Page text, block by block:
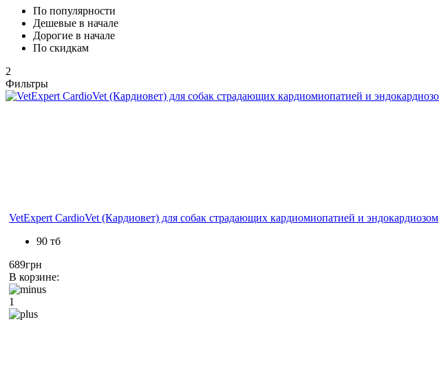
По популярности
Дешевые в начале
Дорогие в начале
По скидкам
2
Фильтры
VetExpert CardioVet (Кардиовет) для собак страдающих кардиомиопатией и эндокардиозом
90 тб
689грн
В корзине:
1